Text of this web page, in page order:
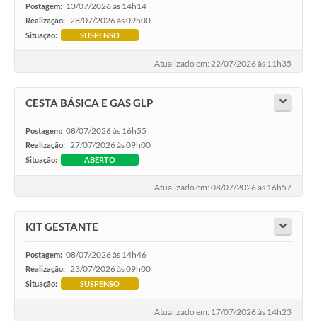
Postagem: 13/07/2026 às 14h14
Realização: 28/07/2026 às 09h00
Situação: SUSPENSO
Atualizado em: 22/07/2026 às 11h35
CESTA BÁSICA E GAS GLP
Postagem: 08/07/2026 às 16h55
Realização: 27/07/2026 às 09h00
Situação: ABERTO
Atualizado em: 08/07/2026 às 16h57
KIT GESTANTE
Postagem: 08/07/2026 às 14h46
Realização: 23/07/2026 às 09h00
Situação: SUSPENSO
Atualizado em: 17/07/2026 às 14h23